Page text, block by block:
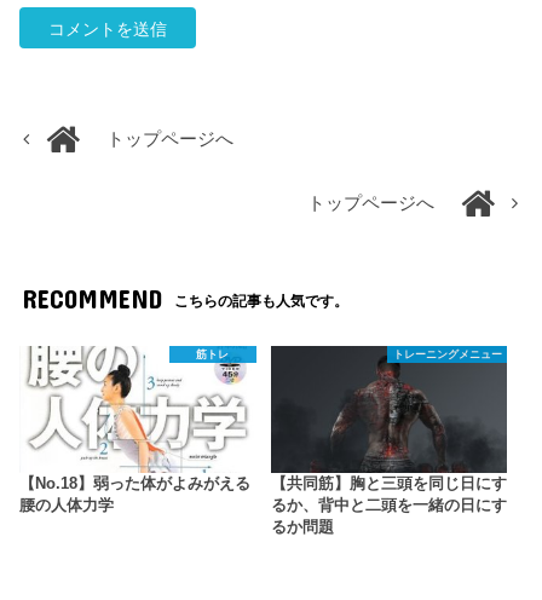
トップページへ
トップページへ
RECOMMEND こちらの記事も人気です。
筋トレ
【No.18】弱った体がよみがえる
腰の人体力学
トレーニングメニュー
【共同筋】胸と三頭を同じ日にす
るか、背中と二頭を一緒の日にす
るか問題